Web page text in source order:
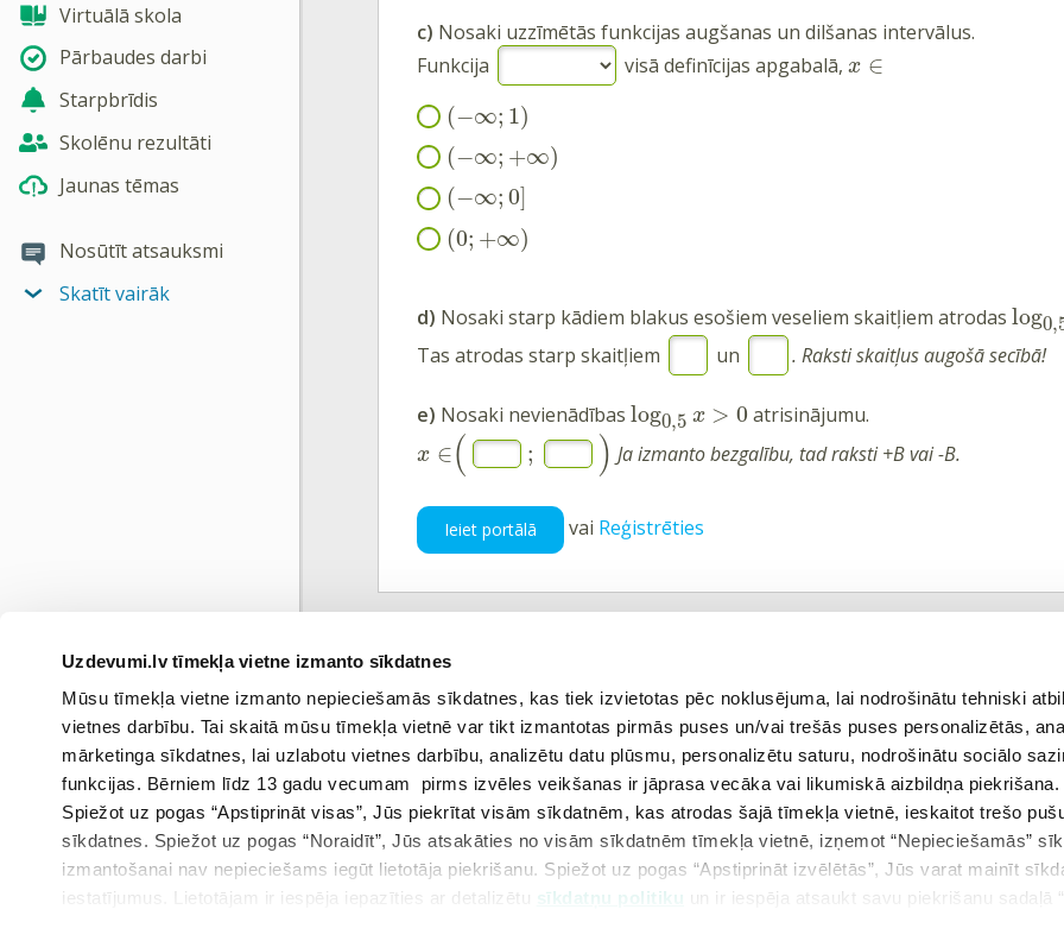
Uzdevumi.lv tīmekļa vietne izmanto sīkdatnes
Mūsu tīmekļa vietne izmanto nepieciešamās sīkdatnes, kas tiek izvietotas pēc noklusējuma, lai nodrošinātu tehniski
vietnes darbību. Tai skaitā mūsu tīmekļa vietnē var tikt izmantotas pirmās puses un/vai trešās puses personalizētās,
mārketinga sīkdatnes, lai uzlabotu vietnes darbību, analizētu datu plūsmu, personalizētu saturu, nodrošinātu sociālo
funkcijas. Bērniem līdz 13 gadu vecumam pirms izvēles veikšanas ir jāprasa vecāka vai likumiskā aizbildņa piekrišana.
Spiežot uz pogas “Apstiprināt visas”, Jūs piekrītat visām sīkdatnēm, kas atrodas šajā tīmekļa vietnē, ieskaitot trešo
sīkdatnes. Spiežot uz pogas “Noraidīt”, Jūs atsakāties no visām sīkdatnēm tīmekļa vietnē, izņemot “Nepieciešamās”
izmantošanai nav nepieciešams iegūt lietotāja piekrišanu. Spiežot uz pogas “Apstiprināt izvēlētās”, Jūs varat mainīt
iestatījumus. Lietotājam ir iespēja iepazīties ar detalizētu sīkdatņu politiku un ir iespēja atsaukt savu piekrišanu sadaļā
Virtuālā skola
Pārbaudes darbi
Starpbrīdis
Skolēnu rezultāti
Jaunas tēmas
Nosūtīt atsauksmi
Skatīt vairāk
c) Nosaki uzzīmētās funkcijas augšanas un dilšanas intervālus.
Funkcija
visā definīcijas apgabalā, x ∈
(−∞; 1)
(−∞; +∞)
(−∞; 0]
(0; +∞)
d) Nosaki starp kādiem blakus esošiem veseliem skaitļiem atrodas log
Tas atrodas starp skaitļiem
un . Raksti skaitļus augošā secībā!
e) Nosaki nevienādības log0,5 x > 0 atrisinājumu.
x ∈( ; ) Ja izmanto bezgalību, tad raksti +B vai -B.
Ieiet portālā vai Reģistrēties
VIDEO MĀCĪBU MATERIĀLI
"MATEMĀTIKA II"